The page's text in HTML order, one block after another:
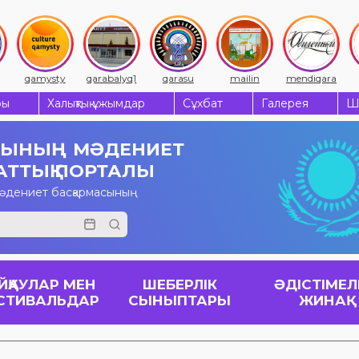
qamysty qarabalyq1 qarasu mailin mendiqara
Халықтық ұжымдар Сұхбат Галерея
МӘДЕНИЕТ
ПОРТАЛЫ
басқармасының
МЕН
ШЕБЕРЛІК
СЫНЫПТАРЫ
ЖИНАҚ